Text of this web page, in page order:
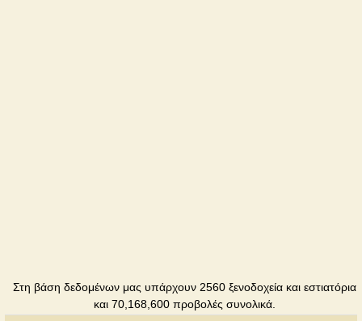
Slavutych
Στη βάση δεδομένων μας υπάρχουν 2560 ξενοδοχεία και εστιατόρια
και 70,168,600 προβολές συνολικά.